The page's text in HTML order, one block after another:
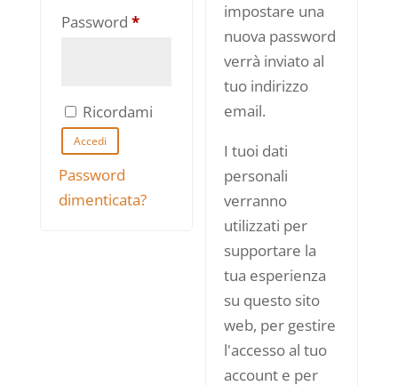
Password *Richiesto
Ricordami
Accedi
Password
dimenticata?
impostare una
nuova password
verrà inviato al
tuo indirizzo
email.
I tuoi dati
personali
verranno
utilizzati per
supportare la
tua esperienza
su questo sito
web, per gestire
l'accesso al tuo
account e per